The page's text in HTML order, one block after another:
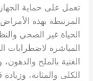
تعمل على حماية الجهاز
المرتبطة بهذه
الحياة غير الصحي
المباشرة لاضطرابات
الغنية بالملح
الكلى والمثانة،